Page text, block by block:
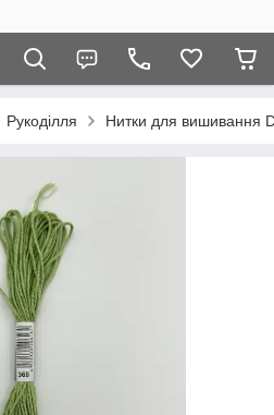
Рукоділля Нитки для вишивання